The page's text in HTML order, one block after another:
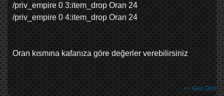
/priv_empire 0 3:item_drop Oran 24
/priv_empire 0 4:item_drop Oran 24
Oran kısmına kafanıza göre değerler verebilirsiniz
<< Geri Dön